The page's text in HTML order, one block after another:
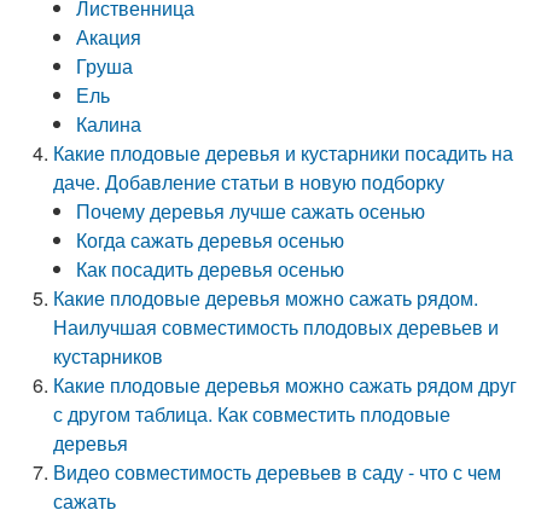
Лиственница
Акация
Груша
Ель
Калина
Какие плодовые деревья и кустарники посадить на
даче. Добавление статьи в новую подборку
Почему деревья лучше сажать осенью
Когда сажать деревья осенью
Как посадить деревья осенью
Какие плодовые деревья можно сажать рядом.
Наилучшая совместимость плодовых деревьев и
кустарников
Какие плодовые деревья можно сажать рядом друг
с другом таблица. Как совместить плодовые
деревья
Видео совместимость деревьев в саду - что с чем
сажать